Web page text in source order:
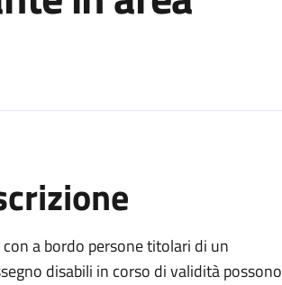
con a bordo persone titolari di un
disabili in corso di validità possono